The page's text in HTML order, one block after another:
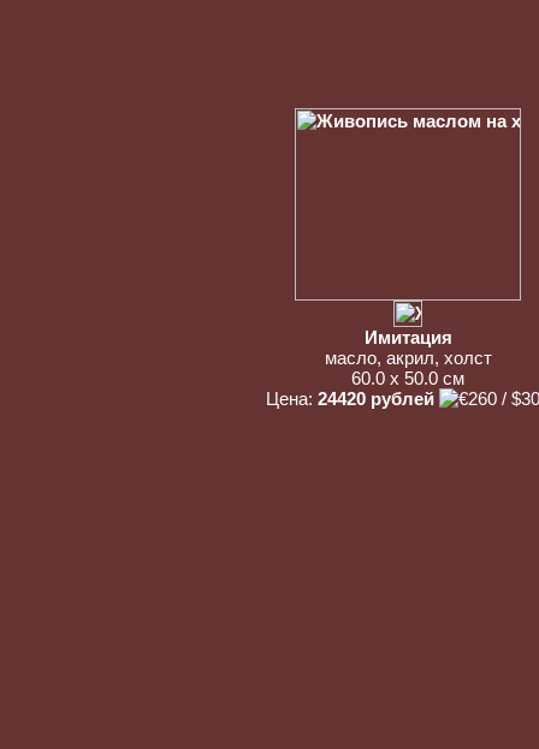
Имитация
масло, акрил, холст
60.0 x 50.0 см
Цена: 24420 рублей